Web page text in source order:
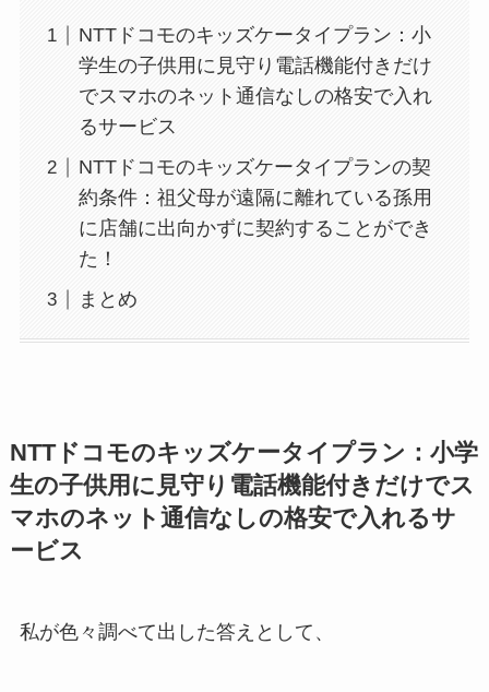
NTTドコモのキッズケータイプラン：小
学生の子供用に見守り電話機能付きだけ
でスマホのネット通信なしの格安で入れ
るサービス
NTTドコモのキッズケータイプランの契
約条件：祖父母が遠隔に離れている孫用
に店舗に出向かずに契約することができ
た！
まとめ
NTTドコモのキッズケータイプラン：小学
生の子供用に見守り電話機能付きだけでス
マホのネット通信なしの格安で入れるサ
ービス
私が色々調べて出した答えとして、